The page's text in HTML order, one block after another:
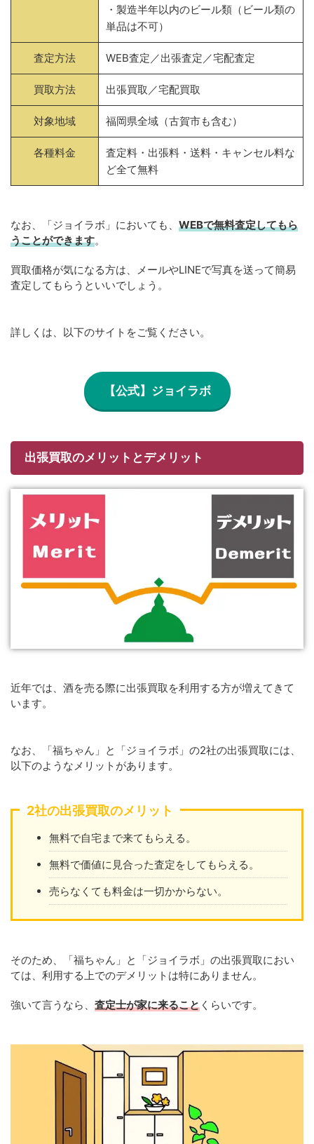
・製造半年以内のビール類（ビール類の
単品は不可）
査定方法 WEB査定／出張査定／宅配査定
買取方法 出張買取／宅配買取
対象地域 福岡県全域（古賀市も含む）
各種料金
査定料・出張料・送料・キャンセル料な
ど全て無料
なお、「ジョイラボ」においても、 WEBで無料査定してもら
うことができます。
買取価格が気になる方は、メールやLINEで写真を送って簡易
査定してもらうといいでしょう。
詳しくは、以下のサイトをご覧ください。
【公式】ジョイラボ
出張買取のメリットとデメリット
近年では、酒を売る際に出張買取を利用する方が増えてきて
います。
なお、「福ちゃん」と「ジョイラボ」の2社の出張買取には、
以下のようなメリットがあります。
2社の出張買取のメリット
無料で自宅まで来てもらえる。
無料で価値に見合った査定をしてもらえる。
売らなくても料金は一切かからない。
そのため、「福ちゃん」と「ジョイラボ」の出張買取におい
ては、利用する上でのデメリットは特にありません。
強いて言うなら、 査定士が家に来ること くらいです。